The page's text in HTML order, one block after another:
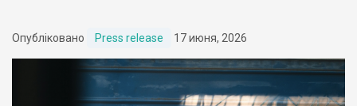
Опубліковано Press release 17 июня, 2026